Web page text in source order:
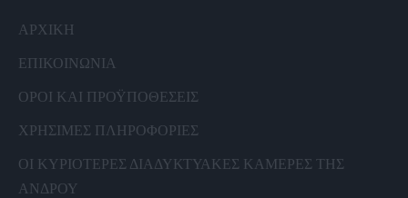
ΑΡΧΙΚΗ
ΕΠΙΚΟΙΝΩΝΙΑ
ΟΡΟΙ ΚΑΙ ΠΡΟΫΠΟΘΕΣΕΙΣ
ΧΡΗΣΙΜΕΣ ΠΛΗΡΟΦΟΡΙΕΣ
ΟΙ ΚΥΡΙΟΤΕΡΕΣ ΔΙΑΔΥΚΤΥΑΚΕΣ ΚΑΜΕΡΕΣ ΤΗΣ
ΑΝΔΡΟΥ